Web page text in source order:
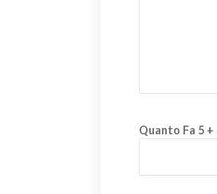
Quanto Fa 5 +